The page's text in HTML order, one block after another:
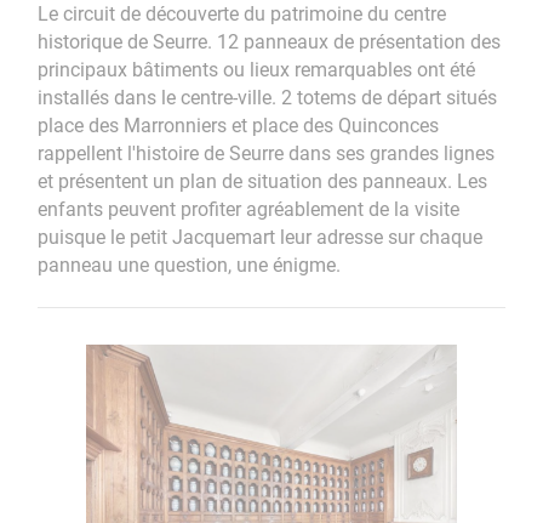
Le circuit de découverte du patrimoine du centre
historique de Seurre. 12 panneaux de présentation des
principaux bâtiments ou lieux remarquables ont été
installés dans le centre-ville. 2 totems de départ situés
place des Marronniers et place des Quinconces
rappellent l'histoire de Seurre dans ses grandes lignes
et présentent un plan de situation des panneaux. Les
enfants peuvent profiter agréablement de la visite
puisque le petit Jacquemart leur adresse sur chaque
panneau une question, une énigme.